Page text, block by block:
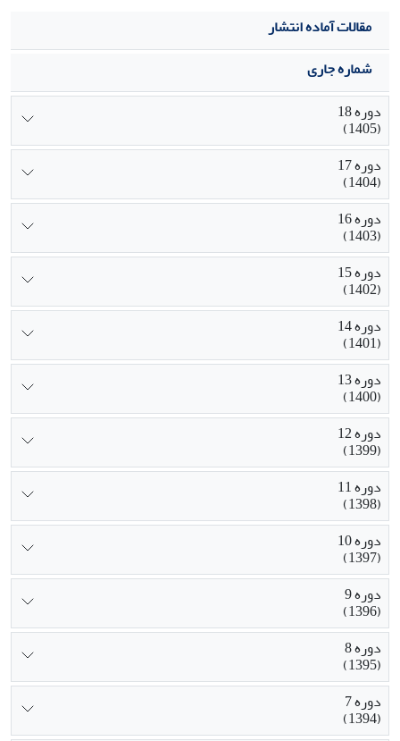
مقالات آماده انتشار
شماره جاری
دوره 18
(1405)
دوره 17
(1404)
دوره 16
(1403)
دوره 15
(1402)
دوره 14
(1401)
دوره 13
(1400)
دوره 12
(1399)
دوره 11
(1398)
دوره 10
(1397)
دوره 9
(1396)
دوره 8
(1395)
دوره 7
(1394)